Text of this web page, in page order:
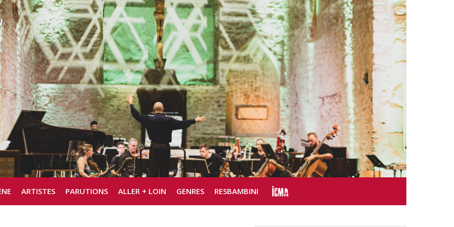
ARTISTES PARUTIONS ALLER + LOIN GENRES RESBAMBINI